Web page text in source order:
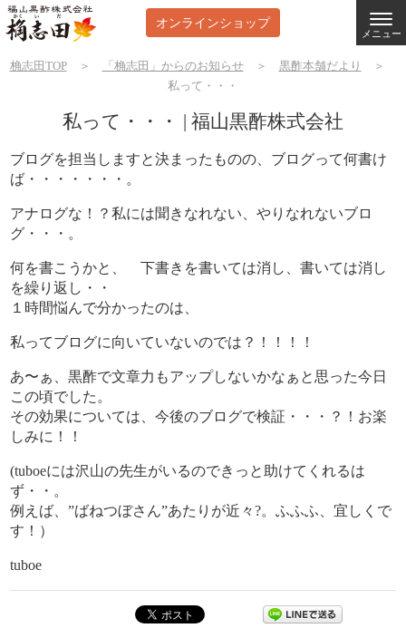
オンラインショップ
メニュー
桷志田TOP＞ 「桷志田」からのお知らせ＞ 黒酢本舗だより
＞
私って・・・
私って・・・ | 福山黒酢株式会社
ブログを担当しますと決まったものの、ブログって何書け
ば・・・・・・・。
アナログな！？私には聞きなれない、やりなれないブロ
グ・・・。
何を書こうかと、 下書きを書いては消し、書いては消し
を繰り返し・・
１時間悩んで分かったのは、
私ってブログに向いていないのでは？！！！！
あ〜ぁ、黒酢で文章力もアップしないかなぁと思った今日
この頃でした。
その効果については、今後のブログで検証・・・？！お楽
しみに！！
(tuboeには沢山の先生がいるのできっと助けてくれるは
ず・・。
例えば、”ばねつぼさん”あたりが近々?。ふふふ、宜しくで
す！）
tuboe